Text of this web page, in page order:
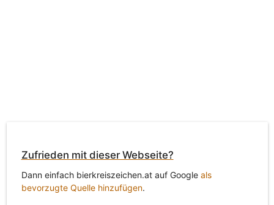
Zufrieden mit dieser Webseite?
Dann einfach bierkreiszeichen.at auf Google als
bevorzugte Quelle hinzufügen.